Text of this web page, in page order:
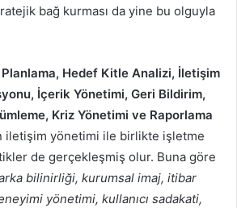
bağ kurması da yine bu olguyla
Hedef Kitle Analizi, İletişim
İçerik Yönetimi, Geri Bildirim,
Kriz Yönetimi ve Raporlama
iletişim yönetimi ile birlikte işletme
de gerçekleşmiş olur. Buna göre
bilinirliği, kurumsal imaj, itibar
yönetimi, kullanıcı sadakati,